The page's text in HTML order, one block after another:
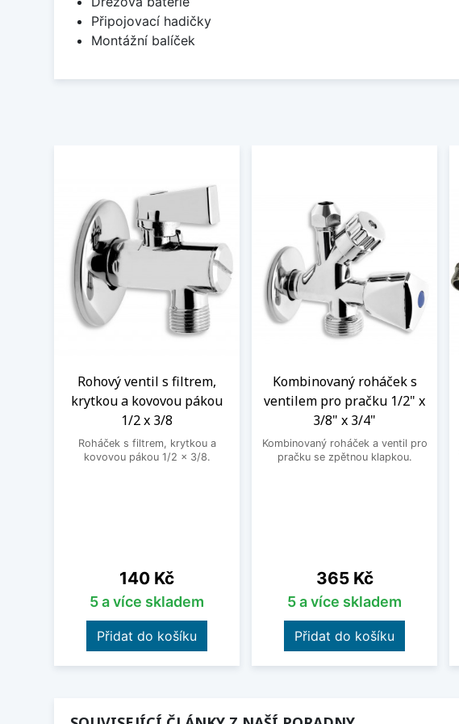
Připojovací hadičky
Montážní balíček
Rohový ventil s filtrem,
krytkou a kovovou pákou
1/2 x 3/8
Roháček s filtrem, krytkou a
kovovou pákou 1/2 x 3/8.
Cena
140 Kč
5 a více skladem
Přidat do košíku
Kombinovaný roháček s
ventilem pro pračku 1/2" x
3/8" x 3/4"
Kombinovaný roháček a ventil pro
pračku se zpětnou klapkou.
Cena
365 Kč
5 a více skladem
Přidat do košíku